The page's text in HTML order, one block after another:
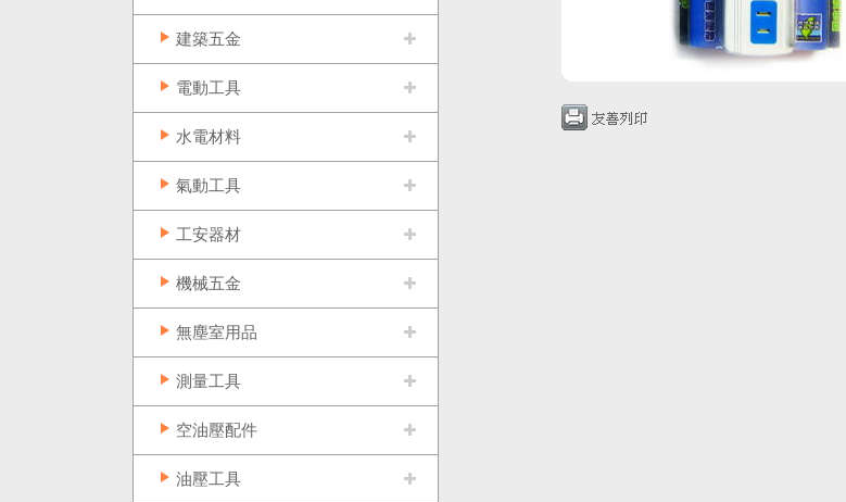
建築五金
電動工具
水電材料
氣動工具
工安器材
機械五金
無塵室用品
測量工具
空油壓配件
油壓工具